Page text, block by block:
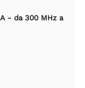
- da 300 MHz a